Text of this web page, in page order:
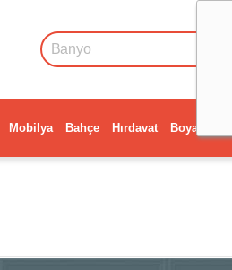
Mobilya Bahçe Hırdavat Boya